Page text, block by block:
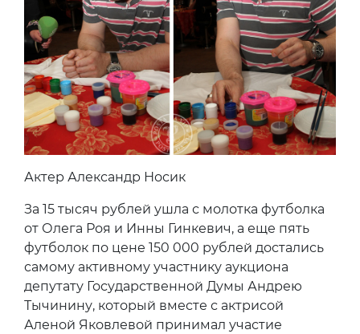
Актер Александр Носик
За 15 тысяч рублей ушла с молотка футболка
от Олега Роя и Инны Гинкевич, а еще пять
футболок по цене 150 000 рублей достались
самому активному участнику аукциона
депутату Государственной Думы Андрею
Тычинину, который вместе с актрисой
Аленой Яковлевой принимал участие